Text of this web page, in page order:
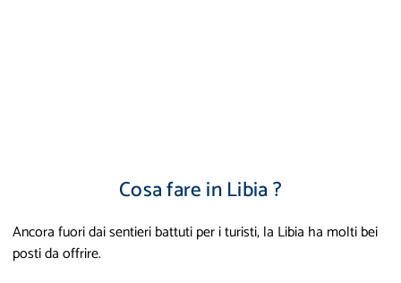
Cosa fare in Libia ?
Ancora fuori dai sentieri battuti per i turisti, la Libia ha molti bei
posti da offrire.